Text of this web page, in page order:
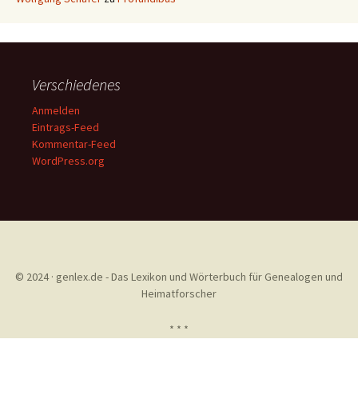
Verschiedenes
Anmelden
Eintrags-Feed
Kommentar-Feed
WordPress.org
© 2024 · genlex.de - Das Lexikon und Wörterbuch für Genealogen und
Heimatforscher
* * *